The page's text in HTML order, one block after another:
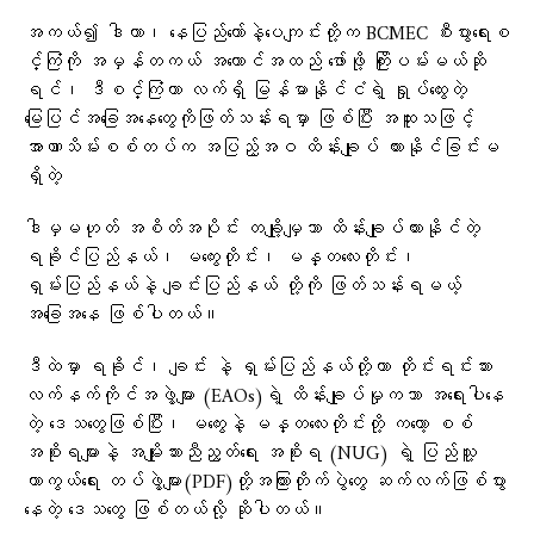
အကယ်၍ ဒါကာ၊ နေပြည်တော်နဲ့ပေကျင်းတို့က BCMEC စီးပွားရေးစ
င်္ကြံကို အမှန်တကယ် အကောင်အထည် ဖော်ဖို့ ကြိုးပမ်းမယ်ဆို
ရင်၊ ဒီစင်္ကြံဟာ လက်ရှိ မြန်မာနိုင်ငံရဲ့ ရှုပ်ထွေးတဲ့
မြေပြင်အခြေအနေတွေကိုဖြတ်သန်းရမှာ ဖြစ်ပြီး အထူးသဖြင့်
အာဏာသိမ်းစစ်တပ်က အပြည့်အဝ ထိန်းချုပ် ထားနိုင်ခြင်းမ
ရှိတဲ့
ဒါမှမဟုတ် အစိတ်အပိုင်း တချို့မျှသာ ထိန်းချုပ်ထားနိုင်တဲ့
ရခိုင်ပြည်နယ်၊ မကွေးတိုင်း၊ မန္တလေးတိုင်း၊
ရှမ်းပြည်နယ်နဲ့ ချင်းပြည်နယ် တို့ကို ဖြတ်သန်းရမယ့်
အခြေအနေ ဖြစ်ပါတယ်။
ဒီထဲမှာ ရခိုင်၊ ချင်း နဲ့ ရှမ်းပြည်နယ်တို့ဟာ တိုင်းရင်းသား
လက်နက်ကိုင်အဖွဲ့များ (EAOs)ရဲ့ ထိန်းချုပ်မှုကသာ အရေးပါနေ
တဲ့ ဒေသတွေဖြစ်ပြီး၊ မကွေးနဲ့ မန္တလေးတိုင်းတို့ ကတော့ စစ်
အစိုးရများနဲ့ အမျိုးသားညီညွတ်ရေး အစိုးရ (NUG) ရဲ့ ပြည်သူ့
ကာကွယ်ရေး တပ်ဖွဲ့များ(PDF)တို့အကြားတိုက်ပွဲတွေ ဆက်လက်ဖြစ်ပွား
နေတဲ့ ဒေသတွေ ဖြစ်တယ်လို့ ဆိုပါတယ်။